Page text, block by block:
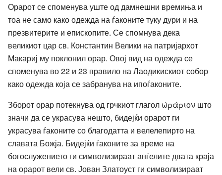
Орарот се споменува уште од дамнешни времиња и
тоа не само како одежда на ѓаконите туку дури и на
презвитерите и епископите. Се спомнува дека
великиот цар св. Константин Велики на патријархот
Макариј му поклонил орар. Овој вид на одежда се
споменува во 22 и 23 правило на Лаодикискиот собор
како одежда која се забранува на ипоѓаконите.
Зборот орар потекнува од грчкиот глагол ώράριον што
значи да се украсува нешто, бидејќи орарот ги
украсува ѓаконите со благодатта и велелепирто на
славата Божја. Бидејќи ѓаконите за време на
богослужението ги символизираат анѓелите двата краја
на орарот вели св. Јован Златоуст ги символизираат